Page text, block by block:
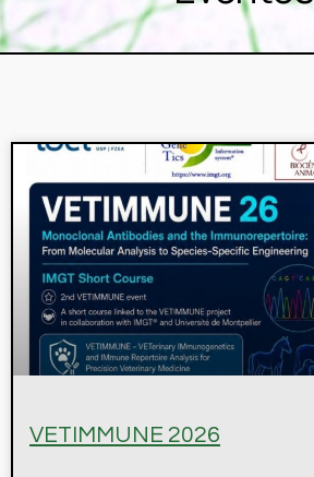
VETIMMUNE 2026